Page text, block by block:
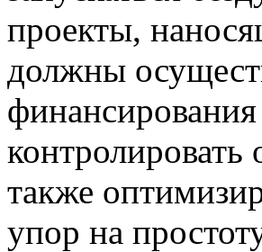
проекты,
должны
финансирования
также
упор на